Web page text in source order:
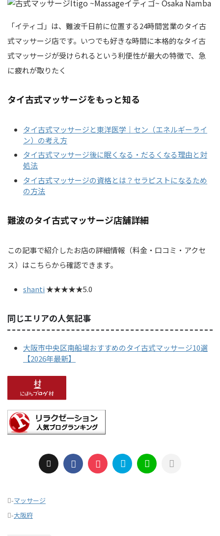
「イティゴ」は、難波千日前に位置する24時間営業のタイ古
式マッサージ店です。いつでも好きな時間に本格的なタイ古
式マッサージが受けられるという利便性が最大の特徴で、急
に疲れが取りたく
タイ古式マッサージをもっと知る
タイ古式マッサージと東洋医学｜セン（エネルギーライ
ン）の考え方
タイ古式マッサージ後に眠くなる・だるくなる理由と対
処法
タイ古式マッサージの資格とは？セラピストになるため
の方法
難波のタイ古式マッサージ店舗詳細
この記事で紹介したお店の詳細情報（料金・口コミ・アクセ
ス）はこちらから確認できます。
shanti ★★★★★5.0
同じエリアの人気記事
大阪市中央区南船場おすすめのタイ古式マッサージ10選
【2026年最新】
-マッサージ
-大阪府